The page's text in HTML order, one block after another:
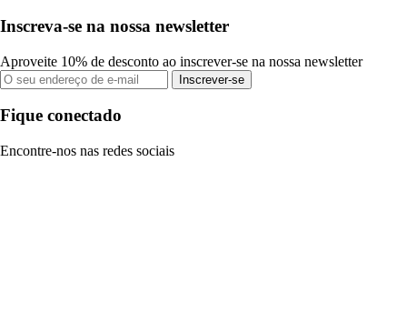
Inscreva-se na nossa newsletter
Aproveite 10% de desconto ao inscrever-se na nossa newsletter
Inscrever-se
Fique conectado
Encontre-nos nas redes sociais